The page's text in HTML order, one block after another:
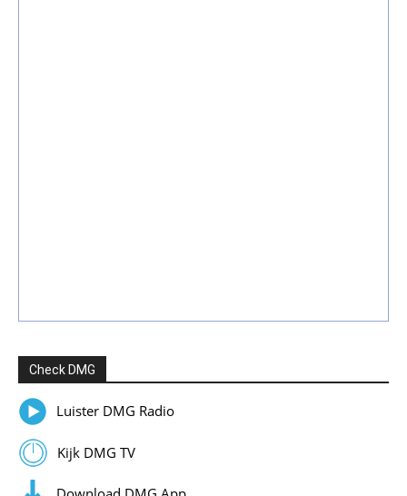
Check DMG
Luister DMG Radio
Kijk DMG TV